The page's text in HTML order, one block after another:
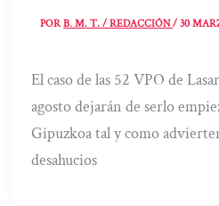
PORB. M. T. / REDACCIÓN/30
El caso de las 52 VPO de
agosto dejarán de serlo
Gipuzkoa tal y como
desahucios